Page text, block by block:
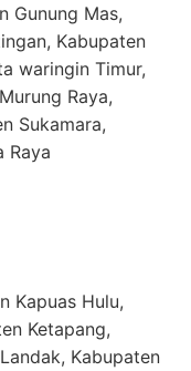
Gunung Mas,
Kabupaten
waringin Timur,
Raya,
Sukamara,
Raya
Kapuas Hulu,
Ketapang,
Kabupaten